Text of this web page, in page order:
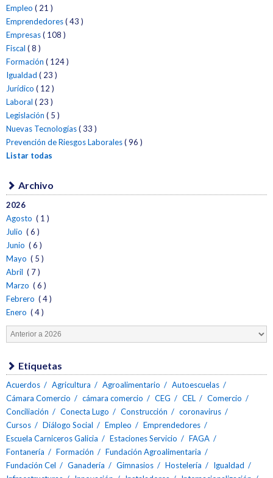
Empleo ( 21 )
Emprendedores( 43 )
Empresas( 108 )
Fiscal ( 8 )
Formación ( 124 )
Igualdad ( 23 )
Jurídico ( 12 )
Laboral ( 23 )
Legislación ( 5 )
Nuevas Tecnologías( 33 )
Prevención de Riesgos Laborales( 96 )
Listar todas
Archivo
2026
Agosto ( 1 )
Julio ( 6 )
Junio ( 6 )
Mayo ( 5 )
Abril ( 7 )
Marzo ( 6 )
Febrero ( 4 )
Enero ( 4 )
Etiquetas
Acuerdos Agricultura Agroalimentario
Autoescuelas
Cámara Comercio
cámara comercio CEG CEL
Comercio
Conciliación
Conecta Lugo Construcción
coronavirus
Cursos
Diálogo Social Empleo
Emprendedores
Escuela Carniceros Galicia
Estaciones Servicio
FAGA
Fontanería
Formación
Fundación Agroalimentaria
Fundación Cel
Ganadería Gimnasios Hostelería
Igualdad